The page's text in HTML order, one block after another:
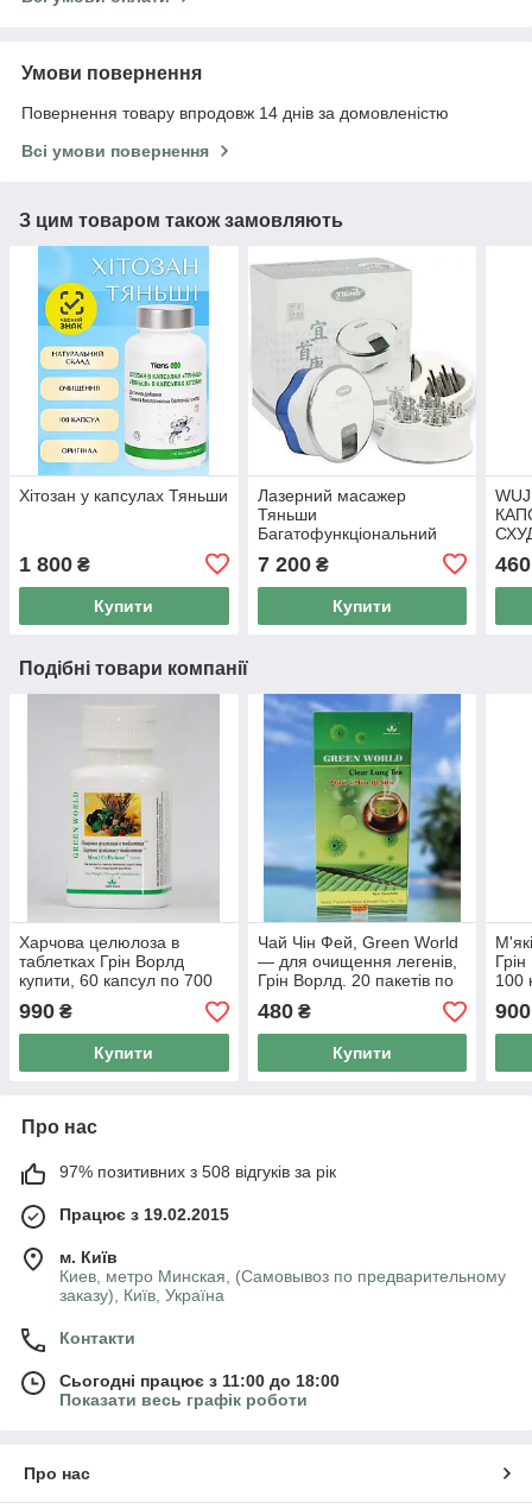
Умови повернення
Повернення товару впродовж 14 днів за домовленістю
Всі умови повернення
З цим товаром також замовляють
Хітозан у капсулах Тяньши
1 800 ₴
Купити
Лазерний масажер
Тяньши
Багатофункціональний
масажер TQ-Z06 Ішоукан
7 200₴
Купити
капс
460
Подібні товари компанії
Харчова целюлоза в
таблетках Грін Ворлд
купити, 60 капсул по 700
мг
990 ₴
Купити
Чай Чін Фей, Green World
— для очищення легенів,
Грін Ворлд. 20 пакетів по
4 гм
480₴
Купити
100
900
Про нас
97% позитивних з 508 відгуків за рік
Працює з 19.02.2015
м. Київ
Киев, метро Минская, (Самовывоз по предварительному
заказу), Київ, Україна
Контакти
Сьогодні працює з 11:00 до 18:00
Показати весь графік роботи
Про нас